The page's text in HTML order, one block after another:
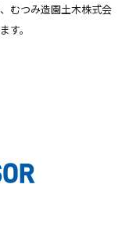
むつみ造園土木株式会
す。